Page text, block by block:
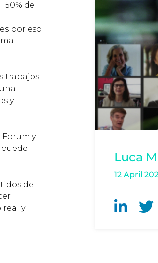
50% de
por eso
trabajos
y
Forum y
de
real y
Luca
12 April